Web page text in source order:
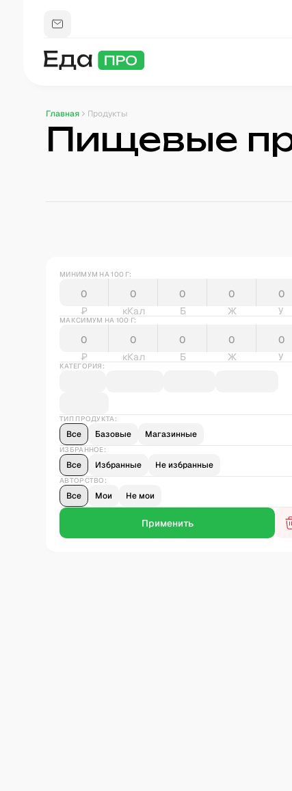
Главная Продукты
Пищевые
МИНИМУМ НА 100 Г:
₽ кКал Б Ж У
МАКСИМУМ НА 100 Г:
₽ кКал Б Ж У
КАТЕГОРИЯ:
ТИП ПРОДУКТА:
Все Базовые Магазинные
ИЗБРАННОЕ:
Все Избранные Не избранные
АВТОРСТВО:
Все Мои Не мои